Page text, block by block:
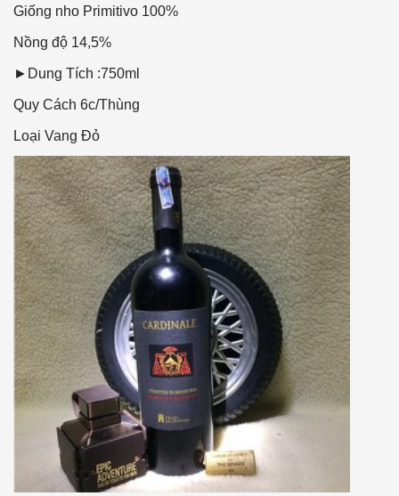
Giống nho Primitivo 100%
Nồng độ 14,5%
►Dung Tích :750ml
Quy Cách 6c/Thùng
Loại Vang Đỏ